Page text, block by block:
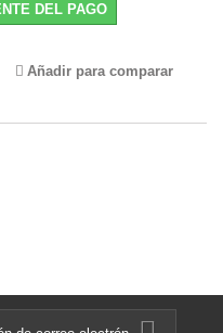
DEL PAGO
Añadir para comparar